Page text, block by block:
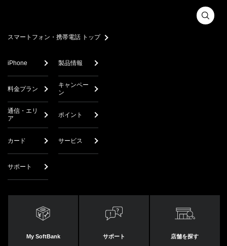
スマートフォン・携帯電話 トップ
iPhone 製品情報
料金プラン
キャンペー
ン
通信・エリ
ア
ポイント
カード サービス
サポート
My SoftBank サポート 店舗を探す